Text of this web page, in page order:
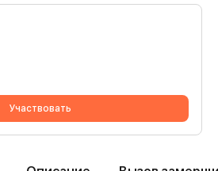
Участвовать